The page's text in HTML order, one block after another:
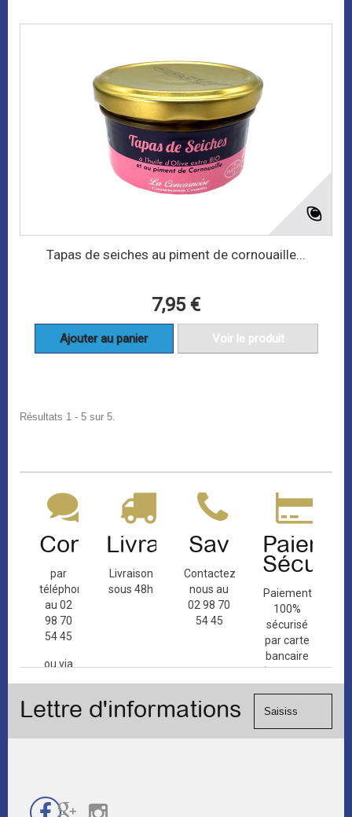
Tapas de seiches au piment de cornouaille...
7,95 €
Ajouter au panier Voir le produit
Résultats 1 - 5 sur 5.
Contact
par
téléphone
au 02
98 70
54 45
ou via
de
Livraison
Livraison
sous 48h
Sav
Contactez-
nous au
02 98 70
54 45
Paiement
100%
sécurisé
par carte
bancaire
(Mastercard,
Visa, ...) et
Lettre d'informations